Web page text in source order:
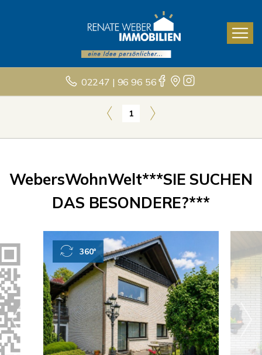
02247 | 96 96 56
1
WebersWohnWelt***SIE SUCHEN
DAS BESONDERE?***
360°